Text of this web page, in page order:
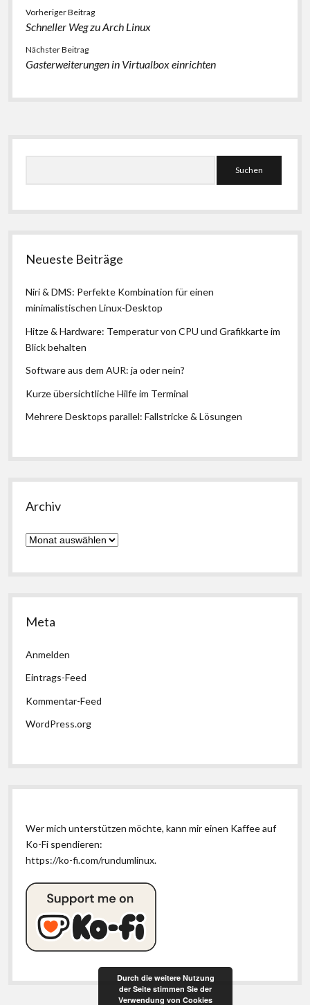
Vorheriger Beitrag
Schneller Weg zu Arch Linux
Nächster Beitrag
Gasterweiterungen in Virtualbox einrichten
Seitenleiste
Neueste Beiträge
Niri & DMS: Perfekte Kombination für einen
minimalistischen Linux-Desktop
Hitze & Hardware: Temperatur von CPU und Grafikkarte im
Blick behalten
Software aus dem AUR: ja oder nein?
Kurze übersichtliche Hilfe im Terminal
Mehrere Desktops parallel: Fallstricke & Lösungen
Archiv
Archiv
Meta
Anmelden
Eintrags-Feed
Kommentar-Feed
WordPress.org
Wer mich unterstützen möchte, kann mir einen Kaffee auf
Ko-Fi spendieren:
https://ko-fi.com/rundumlinux.
Durch die weitere Nutzung
der Seite stimmen Sie der
Verwendung von Cookies